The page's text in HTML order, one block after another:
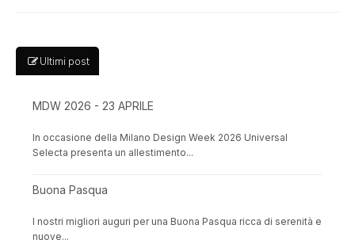
Ultimi post
MDW 2026 - 23 APRILE
In occasione della Milano Design Week 2026 Universal
Selecta presenta un allestimento...
Buona Pasqua
I nostri migliori auguri per una Buona Pasqua ricca di serenità e
nuove...